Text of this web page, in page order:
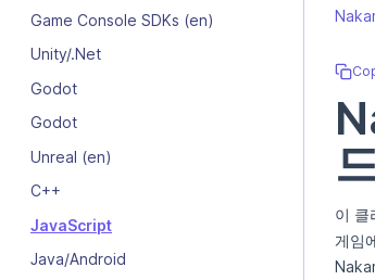
The leading open
source game backend
games.
game
LiveOps: events,
flags, experiments and
Deploy and
Heroic
our
Customers
Partners
Team
We're Hiring
Nakama
Satori
Heroic Cloud
Game Console SDKs (en)
Unity/.Net
Godot
Godot
Unreal (en)
C++
JavaScript
Java/Android
이 클
게임